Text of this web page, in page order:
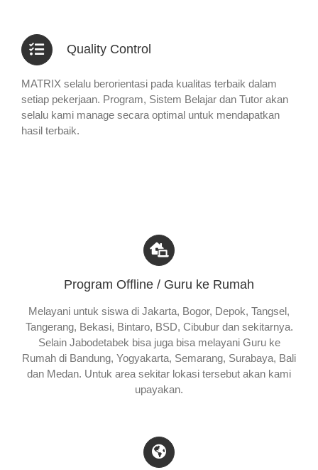
Quality Control
MATRIX selalu berorientasi pada kualitas terbaik dalam
setiap pekerjaan. Program, Sistem Belajar dan Tutor akan
selalu kami manage secara optimal untuk mendapatkan
hasil terbaik.
Program Offline / Guru ke Rumah
Melayani untuk siswa di Jakarta, Bogor, Depok, Tangsel,
Tangerang, Bekasi, Bintaro, BSD, Cibubur dan sekitarnya.
Selain Jabodetabek bisa juga bisa melayani Guru ke
Rumah di Bandung, Yogyakarta, Semarang, Surabaya, Bali
dan Medan. Untuk area sekitar lokasi tersebut akan kami
upayakan.